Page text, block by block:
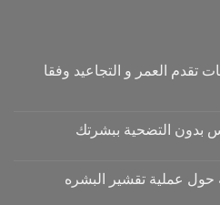
تقدم العمر و التجاعيد وفقا
بدون التضحية ببشرتك
حول عملية تقشير البشره